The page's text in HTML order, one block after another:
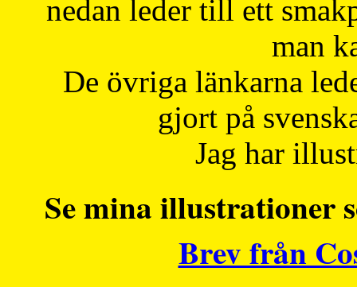
nedan leder till ett
man
De övriga länkarna
gjort på
Jag har
Se mina illustrationer
Brev från